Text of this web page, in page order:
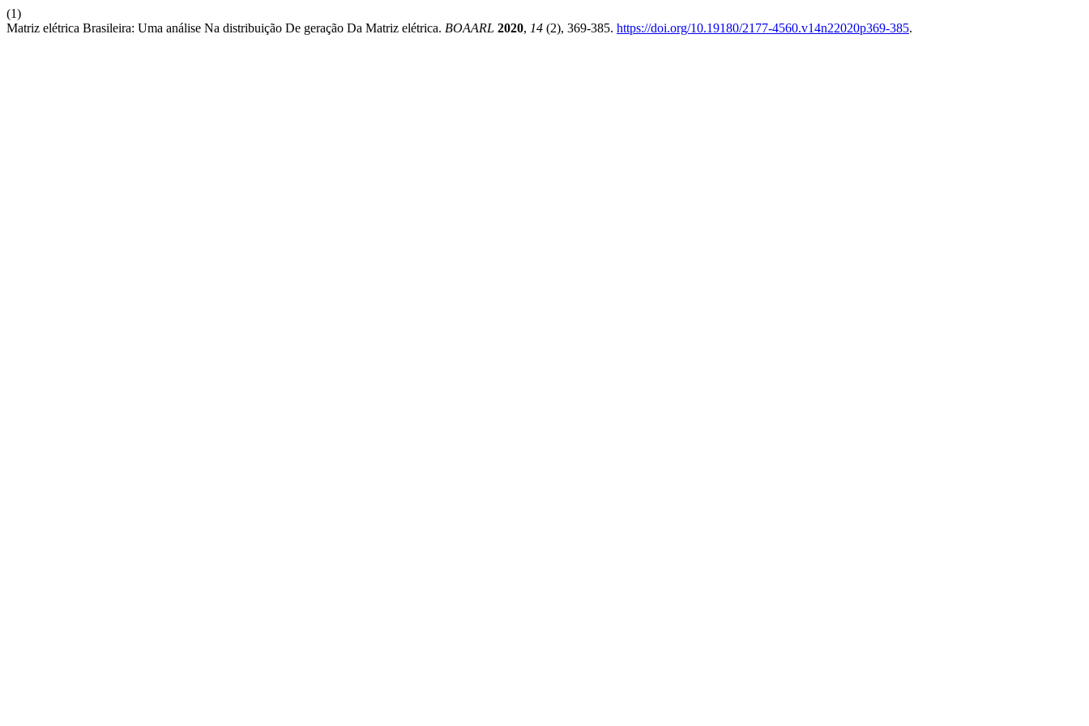
(1)
Matriz elétrica Brasileira: Uma análise Na distribuição De geração Da Matriz elétrica. BOAARL 2020, 14 (2), 369-385. https://doi.org/10.19180/2177-4560.v14n22020p369-385.